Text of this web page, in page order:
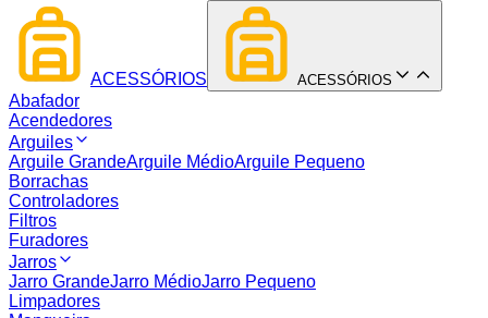
ACESSÓRIOS ACESSÓRIOS
Abafador
Acendedores
Arguiles
Arguile GrandeArguile MédioArguile Pequeno
Borrachas
Controladores
Filtros
Furadores
Jarros
Jarro GrandeJarro MédioJarro Pequeno
Limpadores